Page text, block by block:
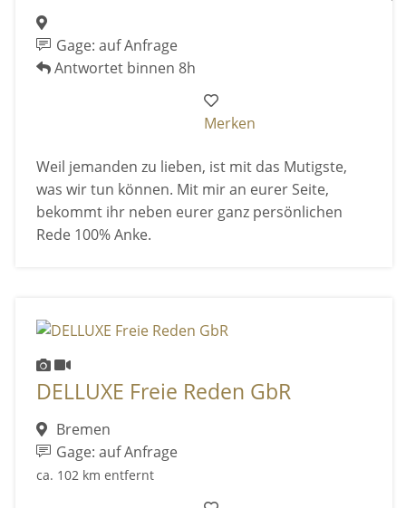
Gage: auf Anfrage
Antwortet binnen 8h
Merken
Weil jemanden zu lieben, ist mit das Mutigste,
was wir tun können. Mit mir an eurer Seite,
bekommt ihr neben eurer ganz persönlichen
Rede 100% Anke.
DELLUXE Freie Reden GbR
Bremen
Gage: auf Anfrage
ca. 102 km entfernt